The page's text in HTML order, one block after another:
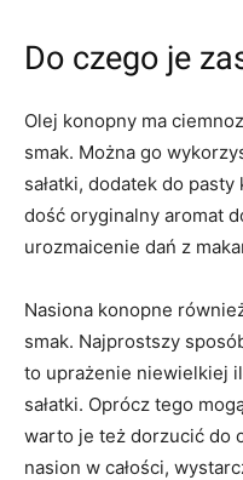
Do czego je
Olej konopny ma
smak. Można go
sałatki, dodatek do
dość oryginalny aromat
urozmaicenie dań z
Nasiona konopne
smak. Najprostszy
to uprażenie niewielkiej
sałatki. Oprócz tego
warto je też dorzucić do
nasion w całości,